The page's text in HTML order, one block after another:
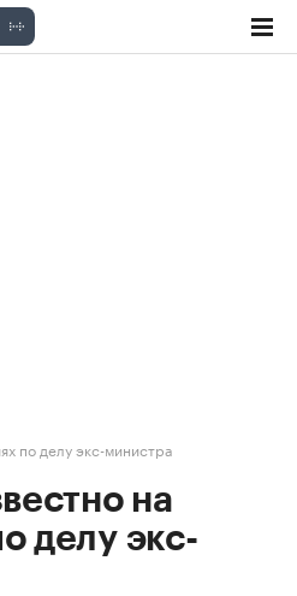
по делу экс-министра
на
делу экс-